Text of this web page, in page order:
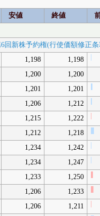
安値 終値
回新株予約権(行使価額修正
1,198 1,198
1,200 1,200
1,201 1,201
1,206 1,212
1,215 1,222
1,212 1,218
1,234 1,242
1,234 1,247
1,233 1,250
1,206 1,233
1,206 1,211